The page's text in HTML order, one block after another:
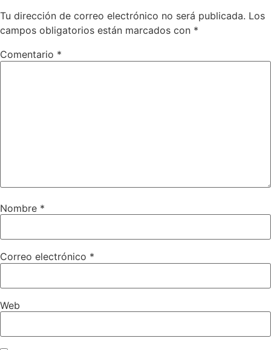
Tu dirección de correo electrónico no será publicada. Los
campos obligatorios están marcados con *
Comentario *
Nombre *
Correo electrónico *
Web